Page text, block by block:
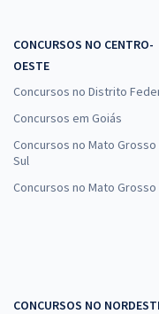
CONCURSOS NO CENTRO-
OESTE
Concursos no Distrito
Concursos em Goiás
Concursos no Mato Grosso
Sul
Concursos no Mato Grosso
CONCURSOS NO